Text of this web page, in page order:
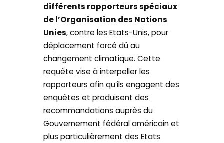
différents rapporteurs spéciaux
de l’Organisation des Nations
Unies, contre les Etats-Unis, pour
déplacement forcé dû au
changement climatique. Cette
requête vise à interpeller les
rapporteurs afin qu’ils engagent des
enquêtes et produisent des
recommandations auprès du
Gouvernement fédéral américain et
plus particulièrement des Etats